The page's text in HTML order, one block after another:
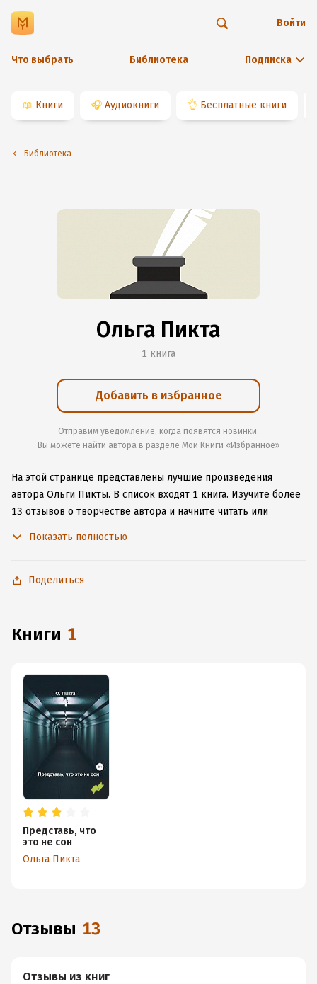
Что выбрать Библиотека Подписка
Войти
📖 Книги 🎧 Аудиокниги 👌 Бесплатные книги
Библиотека
Ольга Пикта
1 книга
Добавить в избранное
Отправим уведомление, когда появятся новинки.
Вы можете найти автора в разделе Мои Книги «Избранное»
На этой странице представлены лучшие произведения
автора Ольги Пикты. В список входят 1 книга. Изучите более
13 отзывов о творчестве автора и начните читать или
без подключения к интернету.
Показать полностью
Поделиться
книги 1
Представь, что
это не сон
Ольга Пикта
Отзывы 13
Отзывы из книг